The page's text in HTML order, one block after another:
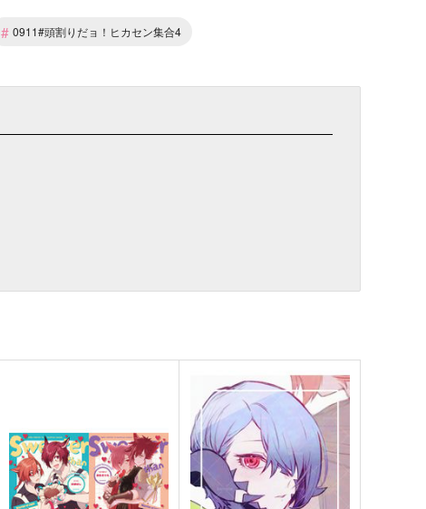
# 0911#頭割りだョ！ヒカセン集合4